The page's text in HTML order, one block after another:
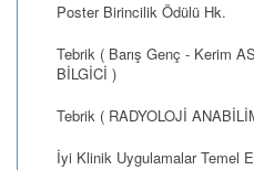
Poster Birincilik Ödülü Hk.
Tebrik ( Barış Genç - Kerim
BİLGİCİ )
Tebrik ( RADYOLOJİ
İyi Klinik Uygulamalar Temel